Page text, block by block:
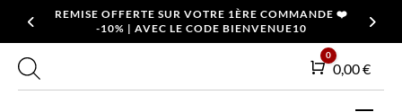
REMISE OFFERTE SUR VOTRE 1ÈRE COMMANDE ❤️
-10% | AVEC LE CODE BIENVENUE10
Panier
0
0,00€